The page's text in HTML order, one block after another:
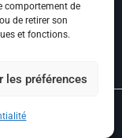
comportement de
de retirer son
et fonctions.
les préférences